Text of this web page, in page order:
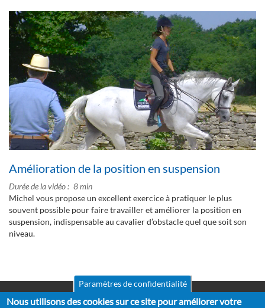
Amélioration de la position en suspension
Durée de la vidéo
8 min
Michel vous propose un excellent exercice à pratiquer le plus
souvent possible pour faire travailler et améliorer la position en
suspension, indispensable au cavalier d’obstacle quel que soit son
niveau.
Mentions légales
Paramètres de confidentialité
Nous utilisons des cookies sur ce site pour améliorer votre